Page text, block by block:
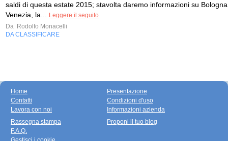
saldi di questa estate 2015; stavolta daremo informazioni su
Venezia, la...
Leggere il seguito
Da Rodolfo Monacelli
DA CLASSIFICARE
Home
Contatti
Lavora con noi
Presentazione
Condizioni d'uso
Informazioni azienda
Rassegna stampa
F.A.Q.
Proponi il tuo blog